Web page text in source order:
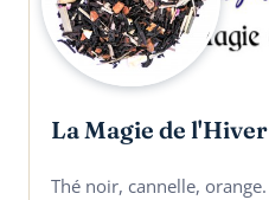
La Magie de l'Hiver
Thé noir, cannelle, orange.